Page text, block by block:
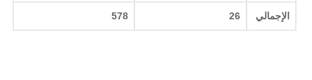
الإجمالي 26
578